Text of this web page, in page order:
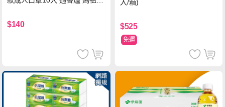
$140
入/箱)
$525
免運